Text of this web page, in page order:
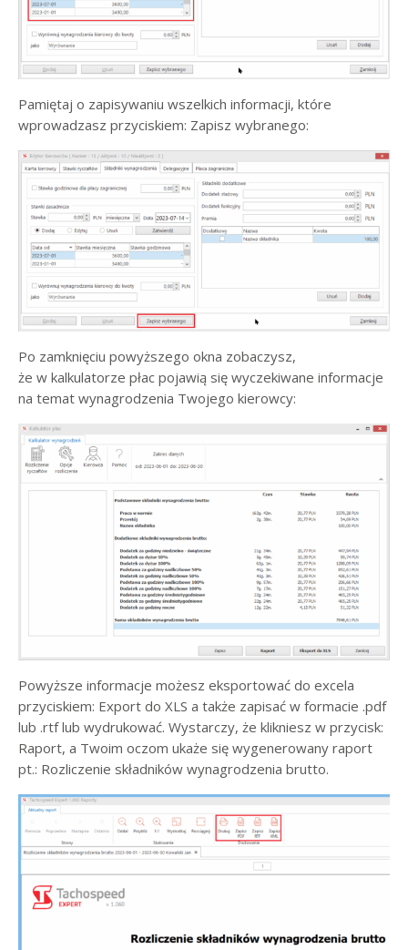
Pamiętaj o zapisywaniu wszelkich informacji, które
wprowadzasz przyciskiem: Zapisz wybranego:
Po zamknięciu powyższego okna zobaczysz,
że w kalkulatorze płac pojawią się wyczekiwane informacje
na temat wynagrodzenia Twojego kierowcy:
Powyższe informacje możesz eksportować do excela
przyciskiem: Export do XLS a także zapisać w formacie .pdf
lub .rtf lub wydrukować. Wystarczy, że klikniesz w przycisk:
Raport, a Twoim oczom ukaże się wygenerowany raport
pt.: Rozliczenie składników wynagrodzenia brutto.